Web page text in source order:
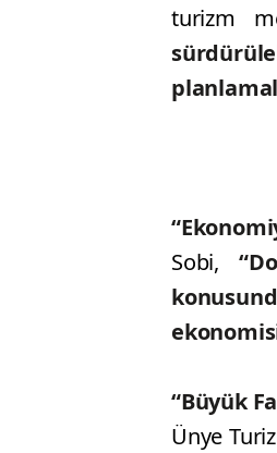
turizm
Sobi,
“Büyük
Ünye